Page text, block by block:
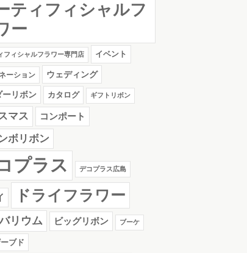
ティフィシャルフ
ー
フィシャルフラワー専門店 イベント
ーション ウェディング
ーリボン カタログ ギフトリボン
マス コンポート
ボリボン
プラス デコプラス広島
ドライフラワー
リウム ビッグリボン ブーケ
ブド